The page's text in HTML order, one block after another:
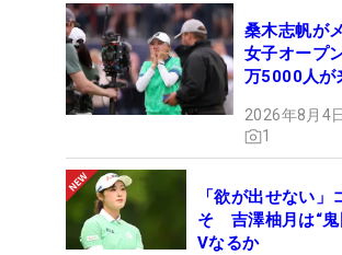
桑木志帆が
女子オープ
万5000人が
2026年8月4
1
「欲が出せない」
そ 吉澤柚月は“鬼
Vなるか